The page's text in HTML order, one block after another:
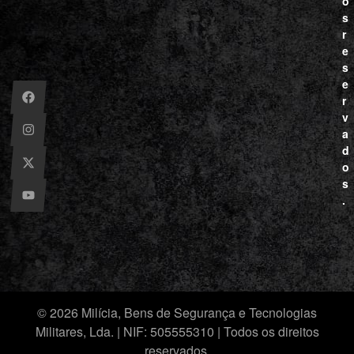
s
r
e
s
e
r
v
a
d
o
s
.
© 2026 Milícia, Bens de Segurança e Tecnologias
Militares, Lda. | NIF: 505555310 | Todos os direitos